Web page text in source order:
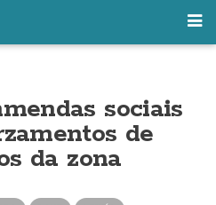
sociais
de
da zona